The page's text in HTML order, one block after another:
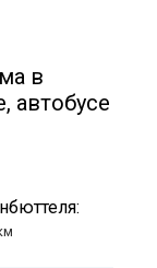
в
автобусе